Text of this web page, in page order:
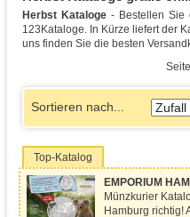
Herbst Kataloge - Bestellen Sie
123Kataloge. In Kürze liefert der
uns finden Sie die besten
Sortieren nach...
Top-Katalog
EMPORIUM
Münzkurier
Hamburg richtig!